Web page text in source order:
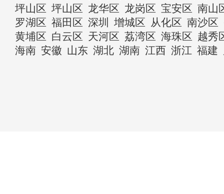
坪山区 坪山区 龙华区 龙岗区 宝安区 南山
罗湖区 福田区 深圳 增城区 从化区 南沙区
黄埔区 白云区 天河区 荔湾区 海珠区 越秀
海南 安徽 山东 湖北 湖南 江西 浙江 福建